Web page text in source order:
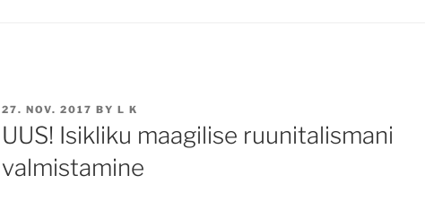
POSTED
ON
27. NOV. 2017 BY L K
UUS! Isikliku maagilise ruunitalismani
valmistamine